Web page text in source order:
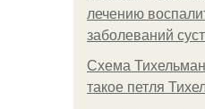
лечению
заболеваний
Схема
такое петля